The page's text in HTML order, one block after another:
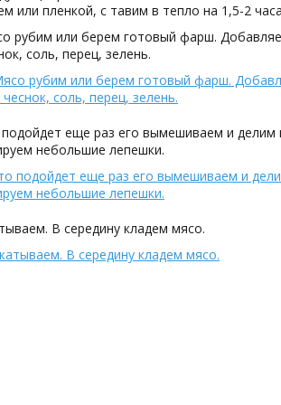
или пленкой, с тавим в тепло на 1,5-2
рубим или берем готовый фарш.
соль, перец, зелень.
подойдет еще раз его вымешиваем и делим
небольшие лепешки.
В середину кладем мясо.